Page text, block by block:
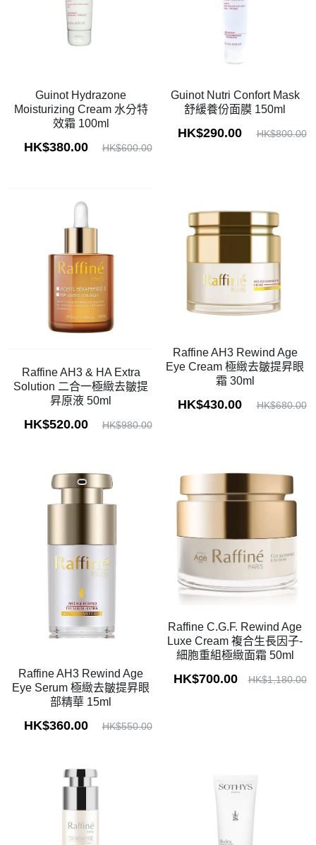
Guinot Hydrazone
Moisturizing Cream 水分特
效霜 100ml
HK$380.00 HK$600.00
Guinot Nutri Confort Mask
舒緩養份面膜 150ml
HK$290.00 HK$800.00
Raffine AH3 & HA Extra
Solution 二合一極緻去皺提
昇原液 50ml
HK$520.00 HK$980.00
Raffine AH3 Rewind Age
Eye Cream 極緻去皺提昇眼
霜 30ml
HK$430.00 HK$680.00
Raffine AH3 Rewind Age
Eye Serum 極緻去皺提昇眼
部精華 15ml
HK$360.00 HK$550.00
Raffine C.G.F. Rewind Age
Luxe Cream 複合生長因子-
細胞重組極緻面霜 50ml
HK$700.00 HK$1,180.00